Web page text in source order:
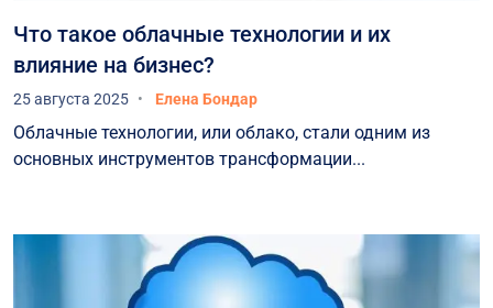
Что такое облачные технологии и их
влияние на бизнес?
25 августа 2025 Елена Бондар
Облачные технологии, или облако, стали одним из
основных инструментов трансформации...